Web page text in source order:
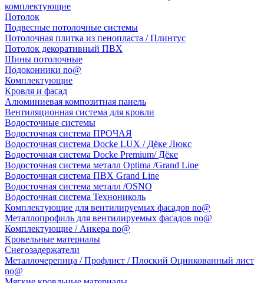
комплектующие
Потолок
Подвесные потолочные системы
Потолочная плитка из пенопласта / Плинтус
Потолок декоративный ПВХ
Шины потолочные
Подоконники no@
Комплектующие
Кровля и фасад
Алюминиевая композитная панель
Вентиляционная система для кровли
Водосточные системы
Водосточная система ПРОЧАЯ
Водосточная система Docke LUX / Дёке Люкс
Водосточная система Docke Premium/ Дёке
Водосточная система металл Optima /Grand Line
Водосточная система ПВХ Grand Line
Водосточная система металл /OSNO
Водосточная система Технониколь
Комплектующие для вентилируемых фасадов no@
Металлопрофиль для вентилируемых фасадов no@
Комплектующие / Анкера no@
Кровельные материалы
Снегозадержатели
Металлочерепица / Профлист / Плоский Оцинкованный лист
no@